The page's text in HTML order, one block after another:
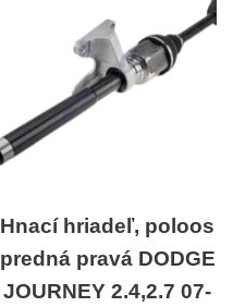
Hnací hriadeľ, poloos
predná pravá DODGE
JOURNEY 2.4,2.7 07-